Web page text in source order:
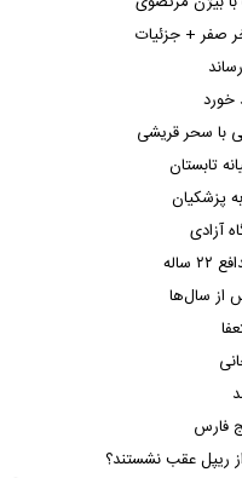
صفر + جزئیات
خورد
با سحر قریشی
تابستان
پزشکیان
آزادی
از سال‌ها